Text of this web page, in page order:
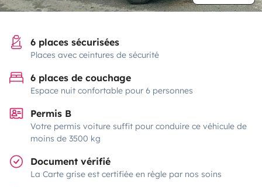
6 places sécurisées
Places avec ceintures de sécurité
6 places de couchage
Espace nuit confortable pour 6 personnes
Permis B
Votre permis voiture suffit pour conduire ce véhicule de
moins de 3500 kg
Document vérifié
La Carte grise est certifiée en règle par nos soins